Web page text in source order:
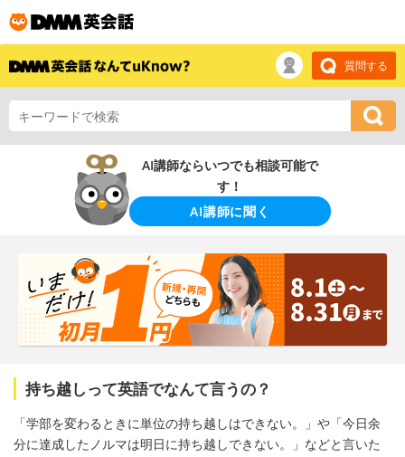
質問する
AI講師ならいつでも相談可能で
す！
AI講師に聞く
持ち越しって英語でなんて言うの？
「学部を変わるときに単位の持ち越しはできない。」や「今日余
分に達成したノルマは明日に持ち越しできない。」などと言いた